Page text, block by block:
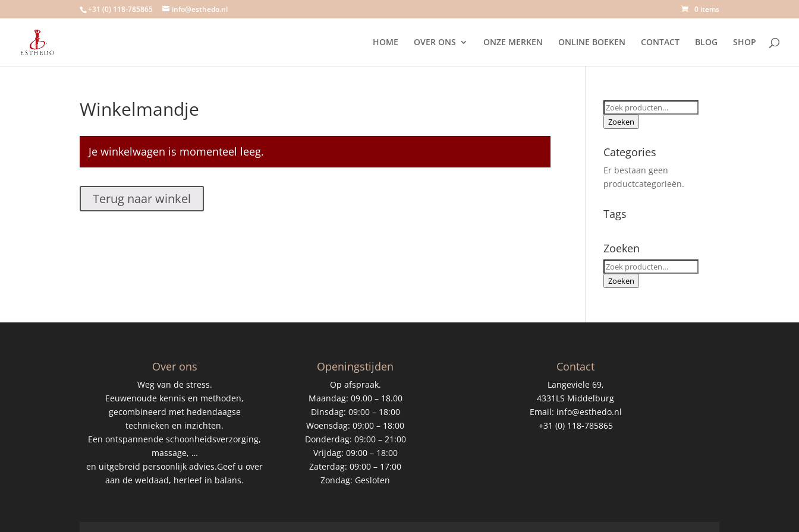
+31 (0) 118-785865 info@esthedo.nl 0 items
HOME OVER ONS ONZE MERKEN ONLINE BOEKEN CONTACT BLOG SHOP
Winkelmandje
Je winkelwagen is momenteel leeg.
Terug naar winkel
Zoeken
naar:
Zoeken
Categories
Er bestaan geen
productcategorieën.
Tags
Zoeken
Zoeken
naar:
Zoeken
Over ons
Weg van de stress.
Eeuwenoude kennis en methoden,
gecombineerd met hedendaagse
technieken en inzichten.
Een ontspannende schoonheidsverzorging,
massage, …
en uitgebreid persoonlijk advies.Geef u over
aan de weldaad, herleef in balans.
Openingstijden
Op afspraak.
Maandag: 09.00 – 18.00
Dinsdag: 09:00 – 18:00
Woensdag: 09:00 – 18:00
Donderdag: 09:00 – 21:00
Vrijdag: 09:00 – 18:00
Zaterdag: 09:00 – 17:00
Zondag: Gesloten
Contact
Langeviele 69,
4331LS Middelburg
Email: info@esthedo.nl
+31 (0) 118-785865